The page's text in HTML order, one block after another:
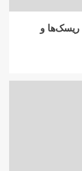
ریسک‌ها و